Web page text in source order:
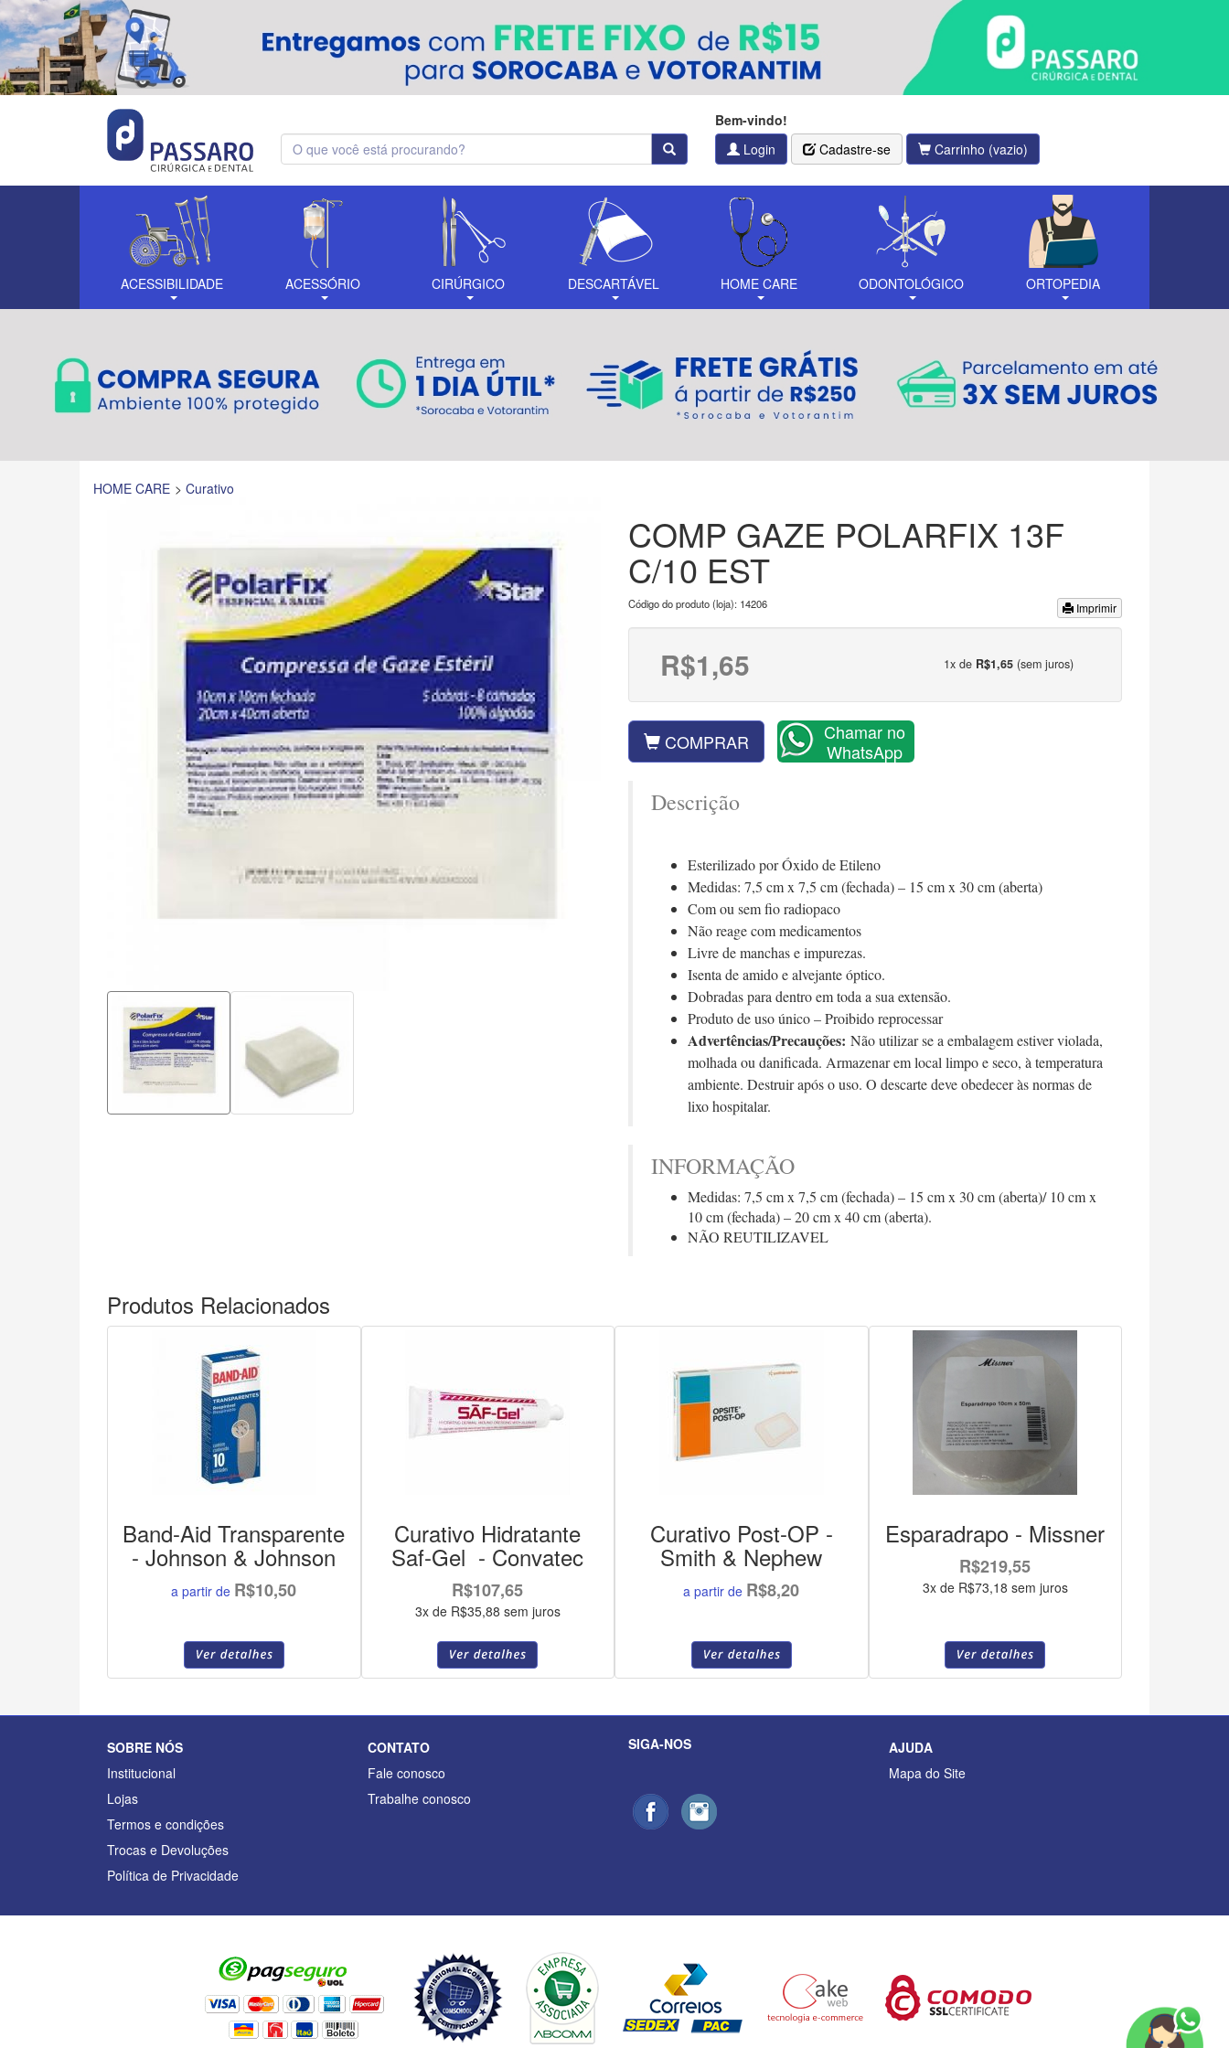
Bem-vindo!
Login
Cadastre-se Carrinho (vazio)
ACESSIBILIDADE ACESSÓRIO CIRÚRGICO DESCARTÁVEL HOME CARE ODONTOLÓGICO ORTOPEDIA
HOME CARE Curativo
COMP GAZE POLARFIX 13F
C/10 EST
Código do produto (loja): 14206 Imprimir
R$1,65 1x de R$1,65(sem juros)
COMPRAR
Chamar no
WhatsApp
Descrição
Esterilizado por Óxido de Etileno
Medidas: 7,5 cm x 7,5 cm (fechada) – 15 cm x 30 cm (aberta)
Com ou sem fio radiopaco
Não reage com medicamentos
Livre de manchas e impurezas.
Isenta de amido e alvejante óptico.
Dobradas para dentro em toda a sua extensão.
Produto de uso único – Proibido reprocessar
Advertências/Precauções: Não utilizar se a embalagem estiver violada,
molhada ou danificada. Armazenar em local limpo e seco, à temperatura
ambiente. Destruir após o uso. O descarte deve obedecer às normas de
lixo hospitalar.
INFORMAÇÃO
Medidas: 7,5 cm x 7,5 cm (fechada) – 15 cm x 30 cm (aberta)/ 10 cm x
10 cm (fechada) – 20 cm x 40 cm (aberta).
NÃO REUTILIZAVEL
Produtos Relacionados
Band-Aid Transparente
- Johnson & Johnson
a partir de R$10,50
Curativo Hidratante
Saf-Gel - Convatec
R$107,65
3x de R$35,88 sem juros
Curativo Post-OP -
Smith & Nephew
a partir de R$8,20
Esparadrapo - Missner
R$219,55
3x de R$73,18 sem juros
SOBRE NÓS
Institucional
Lojas
Termos e condições
Trocas e Devoluções
Política de Privacidade
CONTATO
Fale conosco
Trabalhe conosco
SIGA-NOS
AJUDA
Mapa do Site